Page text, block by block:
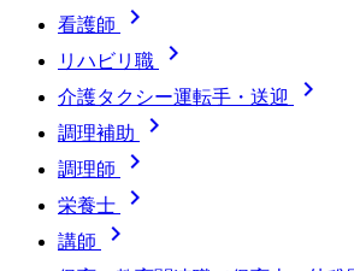
看護師 
リハビリ職 
介護タクシー運転手・送迎 
調理補助 
調理師 
栄養士 
講師 